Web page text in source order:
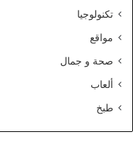
م
و
د
تكنولوجيا
مواقع
صحة و جمال
ألعاب
طبخ